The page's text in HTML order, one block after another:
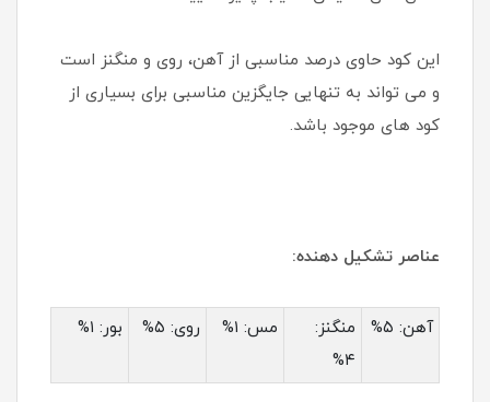
این کود حاوی درصد مناسبی از آهن، روی و منگنز است
و می تواند به تنهایی جایگزین مناسبی برای بسیاری از
کود های موجود باشد.
عناصر تشکیل دهنده:
آهن: ۵%
منگنز:
۴%
مس: ۱% روی: ۵% بور: ۱%